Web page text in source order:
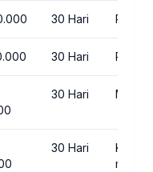
30 Hari
30 Hari Riset
30 Hari Multi-
30 Hari